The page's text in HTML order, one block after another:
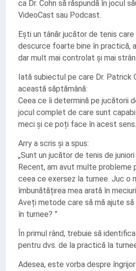
ca Dr. Cohn să răspundă în jocul
VideoCast sau Podcast.
Ești un tânăr jucător de tenis
descurce foarte bine în practică,
dar mult mai controlat și mai
Iată subiectul pe care Dr. Patrick
această săptămână:
Ceea ce îi determină pe jucătorii
jocul complet de care sunt
meci și ce poți face în acest sens.
Arry a scris și a spus:
„Sunt un jucător de tenis de
Recent, am avut multe probleme
ceea ce exersez la turnee. Juc o
îmbunătățirea mea arată în
Aveți metode care să mă ajute
în turnee? ”
În primul rând, trebuie să
pentru dvs. de la practică la
Adesea, este vorba despre